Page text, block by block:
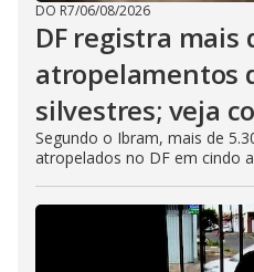
DO R7/06/08/2026
DF registra mais
atropelamentos
silvestres; veja
Segundo o Ibram, mais de
atropelados no DF em cindo